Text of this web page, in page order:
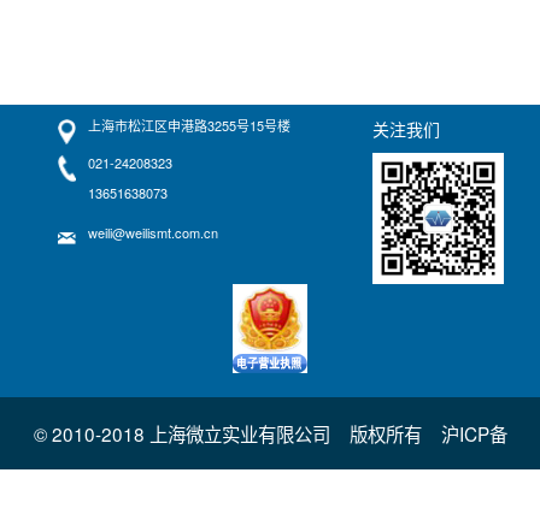
上海市松江区申港路3255号15号楼
021-24208323
13651638073
weili@weilismt.com.cn
关注我们
© 2010-2018 上海微立实业有限公司 版权所有 沪ICP备